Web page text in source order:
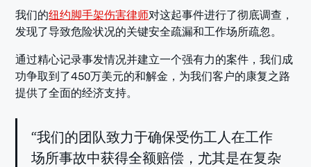
我们的纽约脚手架伤害律师对这起事件进行了彻底调查，
发现了导致危险状况的关键安全疏漏和工作场所疏忽。
通过精心记录事发情况并建立一个强有力的案件，我们成
功争取到了450万美元的和解金，为我们客户的康复之路
提供了全面的经济支持。
“我们的团队致力于确保受伤工人在工作
场所事故中获得全额赔偿，尤其是在复杂